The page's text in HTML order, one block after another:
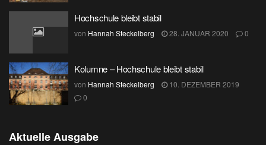
Hochschule bleibt stabil
von Hannah Steckelberg 28. JANUAR 2020 0
Kolumne – Hochschule bleibt stabil
von Hannah Steckelberg
10. DEZEMBER 2019
0
Aktuelle Ausgabe